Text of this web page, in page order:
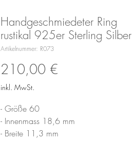
Handgeschmiedeter Ring
rustikal 925er Sterling Silber
Artikelnummer: R073
210,00 €
inkl. MwSt.
- Größe 60
- Innenmass 18,6 mm
- Breite 11,3 mm